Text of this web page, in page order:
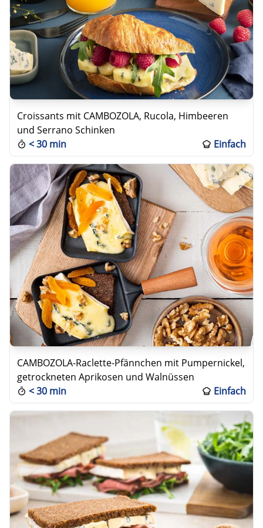
Croissants mit CAMBOZOLA, Rucola, Himbeeren
und Serrano Schinken
<30 min Einfach
CAMBOZOLA-Raclette-Pfännchen mit Pumpernickel,
getrockneten Aprikosen und Walnüssen
<30 min Einfach